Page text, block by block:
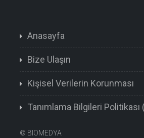
Anasayfa
Bize Ulaşın
Kişisel Verilerin Korunması
Tanımlama Bilgileri
© BIOMEDYA